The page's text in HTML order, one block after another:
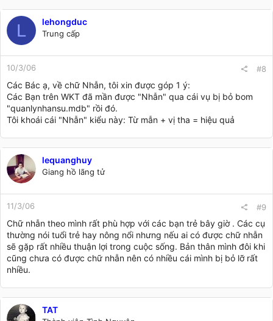
L lehongduc
Trung cấp
10/3/06 #8
Các Bác ạ, về chữ Nhẫn, tôi xin được góp 1 ý:
Các Bạn trên WKT đã mần được "Nhẫn" qua cái vụ bị bỏ bom
"quanlynhansu.mdb" rồi đó.
Tôi khoái cái "Nhẫn" kiểu này: Từ mẫn + vị tha = hiệu quả
lequanghuy
Giang hồ lãng tử
11/3/06 #9
Chữ nhẫn theo mình rất phù hợp với các bạn trẻ bây giờ . Các cụ
thường nói tuổi trẻ hay nông nổi nhưng nếu ai có được chữ nhẫn
sẽ gặp rất nhiều thuận lợi trong cuộc sống. Bản thân mình đôi khi
cũng chưa có được chữ nhẫn nên có nhiều cái mình bị bỏ lỡ rất
nhiều.
TAT